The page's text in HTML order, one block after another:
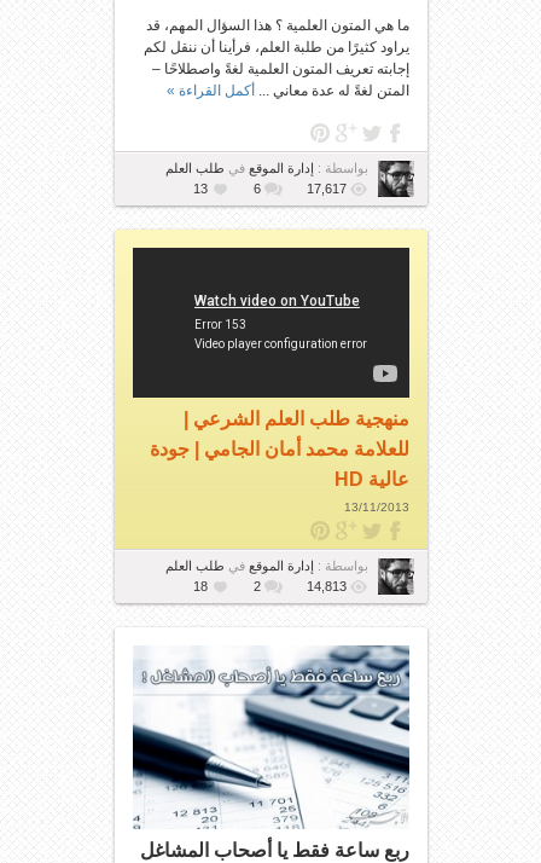
ما هي المتون العلمية ؟ هذا السؤال المهم، قد
يراود كثيرًا من طلبة العلم، فرأينا أن ننقل لكم
إجابته تعريف المتون العلمية لغةً واصطلاحًا –
المتن لغةً له عدة معاني ... أكمل القراءة »
بواسطة : إدارة الموقعفي طلب العلم
17,617
6
13
منهجية طلب العلم الشرعي |
للعلامة محمد أمان الجامي | جودة
عالية HD
13/11/2013
بواسطة : إدارة الموقعفي طلب العلم
14,813
2
18
ربع ساعة فقط يا أصحاب المشاغل